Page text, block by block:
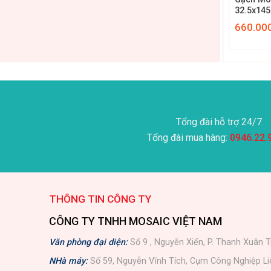
Tổng đài hỗ trợ 24/7
Tổng đài mua hàng:
THÔNG TIN CÔNG TY
CÔNG TY TNHH MOSAIC VIỆT NAM
Văn phòng đại diện:Số 9 , Nguyễn Xiển, P. Thanh Xuân
NHà máy: Số 59, Nguyễn Vĩnh Tích, Cụm Công Nghiệp